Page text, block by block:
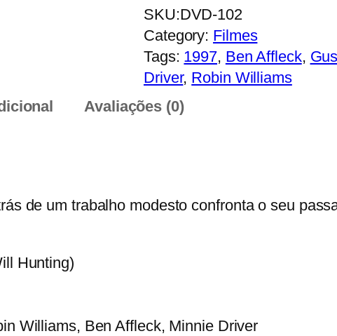
a
n
t
i
a
e
e
SKU:DVD-102
Category: Filmes
Tags: 1997, Ben Affleck,
Driver, Robin Williams
Avaliações (0)
de um trabalho modesto confronta o seu
Hunting)
Williams, Ben Affleck, Minnie Driver